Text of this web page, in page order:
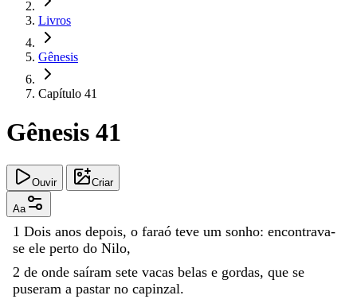
Livros
Gênesis
Capítulo 41
Gênesis 41
Ouvir Criar
Aa
1 Dois anos depois, o faraó teve um sonho: encontrava-
se ele perto do Nilo,
2 de onde saíram sete vacas belas e gordas, que se
puseram a pastar no capinzal.